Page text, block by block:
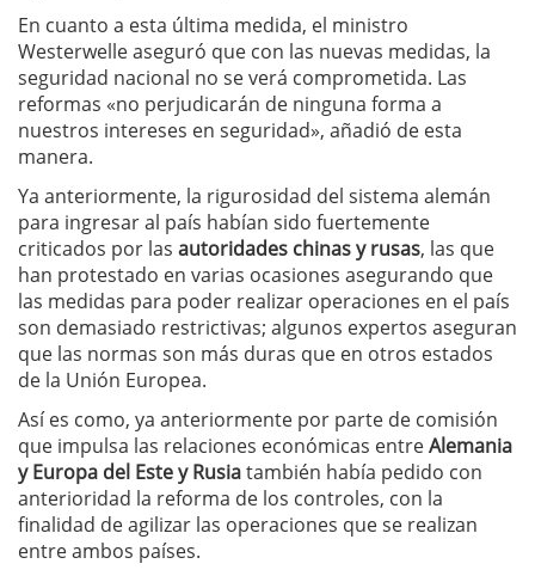
En cuanto a esta última medida, el ministro
Westerwelle aseguró que con las nuevas medidas, la
seguridad nacional no se verá comprometida. Las
reformas «no perjudicarán de ninguna forma a
nuestros intereses en seguridad», añadió de esta
manera.
Ya anteriormente, la rigurosidad del sistema alemán
para ingresar al país habían sido fuertemente
criticados por las autoridades chinas y rusas, las que
han protestado en varias ocasiones asegurando que
las medidas para poder realizar operaciones en el país
son demasiado restrictivas; algunos expertos aseguran
que las normas son más duras que en otros estados
de la Unión Europea.
Así es como, ya anteriormente por parte de comisión
que impulsa las relaciones económicas entreAlemania
y Europa del Este y Rusiatambién había pedido con
anterioridad la reforma de los controles, con la
finalidad de agilizar las operaciones que se realizan
entre ambos países.